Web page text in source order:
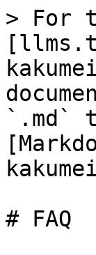
> For
`.md`
# FAQ